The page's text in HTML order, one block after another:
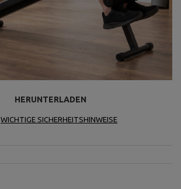
HERUNTERLADEN
WICHTIGE SICHERHEITSHINWEISE